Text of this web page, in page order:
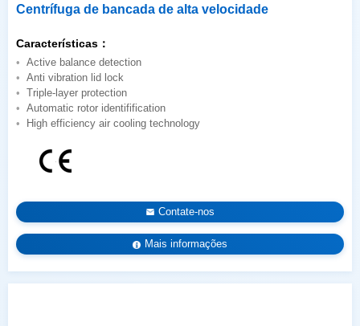
Centrífuga de bancada de alta velocidade
Características：
Active balance detection
Anti vibration lid lock
Triple-layer protection
Automatic rotor identifification
High efficiency air cooling technology
Contate-nos
Mais informações